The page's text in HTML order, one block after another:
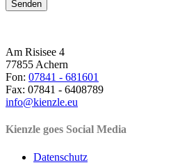
Am Risisee 4
77855 Achern
Fon: 07841 - 681601
Fax: 07841 - 6408789
info@kienzle.eu
Kienzle goes Social Media
Datenschutz